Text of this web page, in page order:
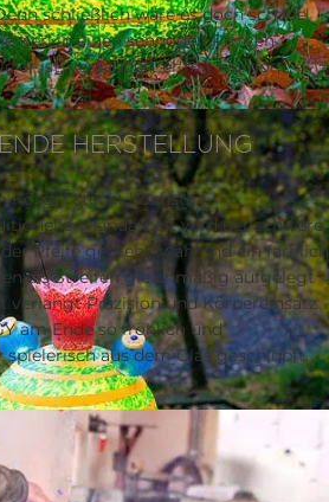
schließlich wäre es doch schade,
Kerl in einen schnöden Prinzen
er ist, verzaubert er mit Humor,
HERSTELLUNG
Körper steckt höchste
Handarbeit wird der schwere,
Pfeife gedreht, während ein farblich
als Streifen gleichmäßig aufgelegt
verlangt Präzision und Körpereinsatz
am Ende so fröhlich und
spielerisch aus dem Glas geschlüpft.